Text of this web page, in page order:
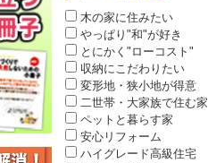
木の家に住みたい
やっぱり"和"が好き
とにかく"ローコスト"
収納にこだわりたい
変形地・狭小地が得意
二世帯・大家族で住む家
ペットと暮らす家
安心リフォーム
ハイグレード高級住宅